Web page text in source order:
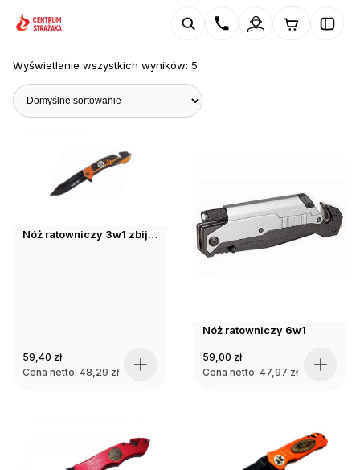
Wyświetlanie wszystkich wyników: 5
Nóż ratowniczy 3w1 zbijak scyzoryk
59,40 zł
Cena netto: 48,29 zł
Nóż ratowniczy 6w1
59,00 zł
Cena netto: 47,97 zł